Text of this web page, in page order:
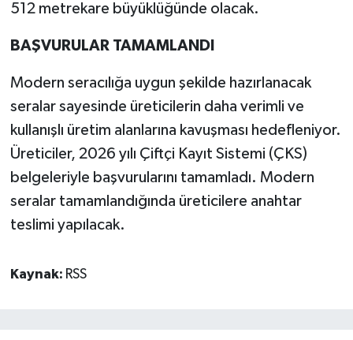
512 metrekare büyüklüğünde olacak.
BAŞVURULAR TAMAMLANDI
Modern seracılığa uygun şekilde hazırlanacak
seralar sayesinde üreticilerin daha verimli ve
kullanışlı üretim alanlarına kavuşması hedefleniyor.
Üreticiler, 2026 yılı Çiftçi Kayıt Sistemi (ÇKS)
belgeleriyle başvurularını tamamladı. Modern
seralar tamamlandığında üreticilere anahtar
teslimi yapılacak.
Kaynak: RSS